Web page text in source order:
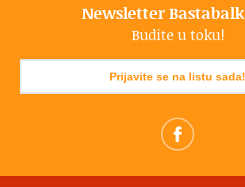
Newsletter
Budite u toku!
Prijavite se na listu sada!